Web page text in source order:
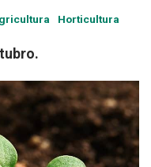
Horticultura